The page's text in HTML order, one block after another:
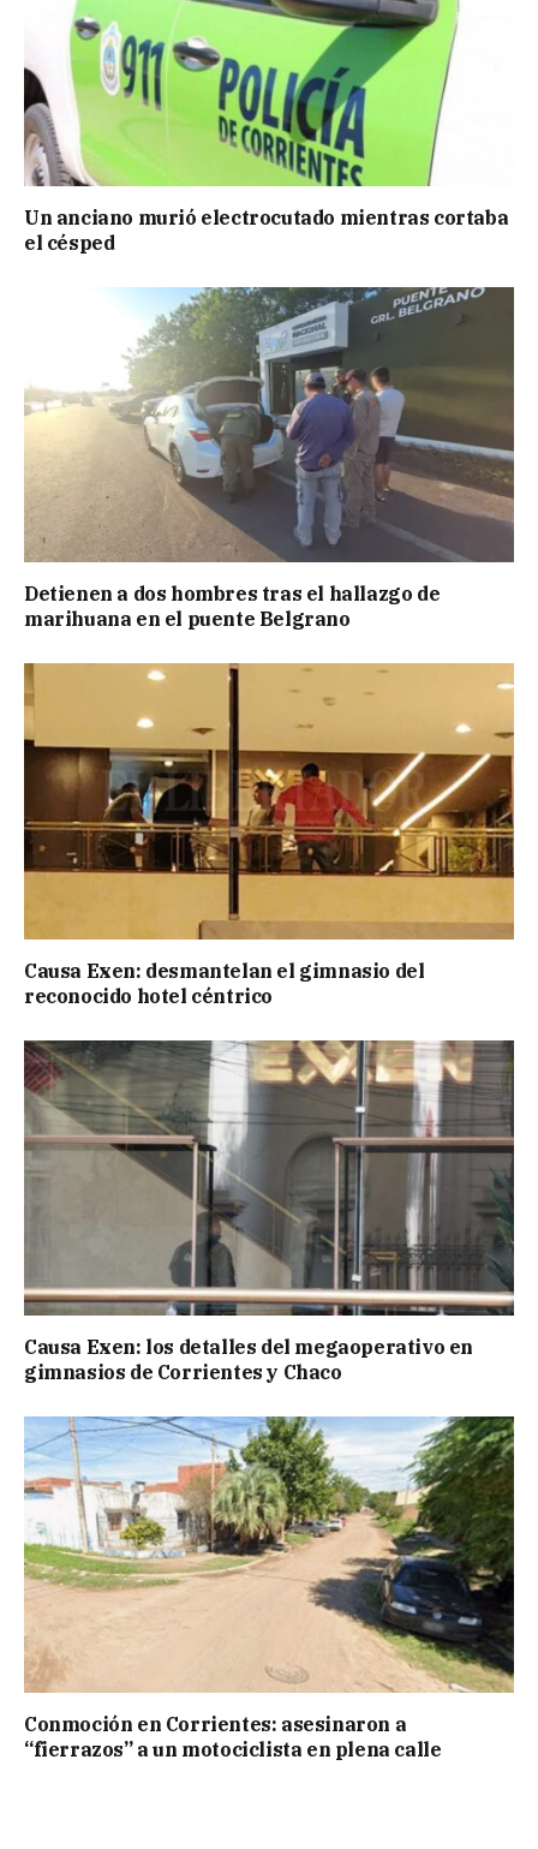
Un anciano murió electrocutado mientras cortaba
el césped
Detienen a dos hombres tras el hallazgo de
marihuana en el puente Belgrano
Causa Exen: desmantelan el gimnasio del
reconocido hotel céntrico
Causa Exen: los detalles del megaoperativo en
gimnasios de Corrientes y Chaco
Conmoción en Corrientes: asesinaron a
“fierrazos” a un motociclista en plena calle